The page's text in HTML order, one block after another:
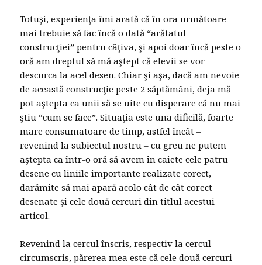
Totuşi, experienţa îmi arată că în ora următoare
mai trebuie să fac încă o dată “arătatul
construcţiei” pentru câţiva, şi apoi doar încă peste o
oră am dreptul să mă aştept că elevii se vor
descurca la acel desen. Chiar şi aşa, dacă am nevoie
de această construcţie peste 2 săptămâni, deja mă
pot aştepta ca unii să se uite cu disperare că nu mai
ştiu “cum se face”. Situaţia este una dificilă, foarte
mare consumatoare de timp, astfel încât –
revenind la subiectul nostru – cu greu ne putem
aştepta ca într-o oră să avem în caiete cele patru
desene cu liniile importante realizate corect,
darămite să mai apară acolo cât de cât corect
desenate şi cele două cercuri din titlul acestui
articol.
Revenind la cercul înscris, respectiv la cercul
circumscris, părerea mea este că cele două cercuri